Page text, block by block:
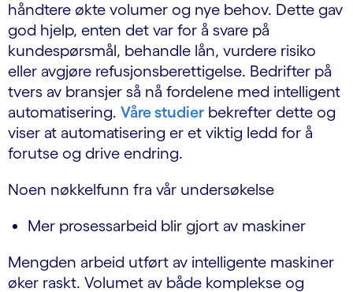
håndtere økte volumer og nye behov. Dette gav
god hjelp, enten det var for å svare på
kundespørsmål, behandle lån, vurdere risiko
eller avgjøre refusjonsberettigelse. Bedrifter på
tvers av bransjer så nå fordelene med intelligent
automatisering. Våre studier bekrefter dette og
viser at automatisering er et viktig ledd for å
forutse og drive endring.
Noen nøkkelfunn fra vår undersøkelse
Mer prosessarbeid blir gjort av maskiner
Mengden arbeid utført av intelligente maskiner
øker raskt. Volumet av både komplekse og